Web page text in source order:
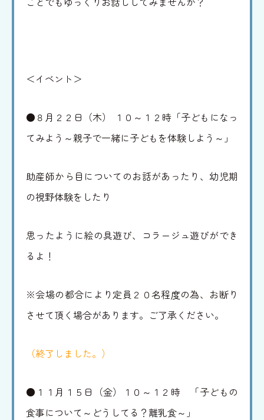
＜イベント＞
●８月２２日（木） １０～１２時「子どもになっ
てみよう～親子で一緒に子どもを体験しよう～」
助産師から目についてのお話があったり、幼児期
の視野体験をしたり
思ったように絵の具遊び、コラージュ遊びができ
るよ！
※会場の都合により定員２０名程度の為、お断り
させて頂く場合があります。ご了承ください。
（終了しました。）
●１１月１５日（金）１０～１２時 「子どもの
食事について～どうしてる？離乳食～」